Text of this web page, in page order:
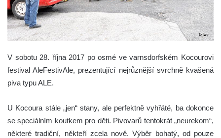
V sobotu 28. října 2017 po osmé ve varnsdorfském Kocourovi
festival AleFestivAle, prezentující nejrůznější svrchně kvašená
piva typu ALE.
U Kocoura stále „jen“ stany, ale perfektně vyhřáté, ba dokonce
se speciálním koutkem pro děti. Pivovarů tentokrát „neurekom“,
některé tradiční, někteří zcela nově. Výběr bohatý, od pouze